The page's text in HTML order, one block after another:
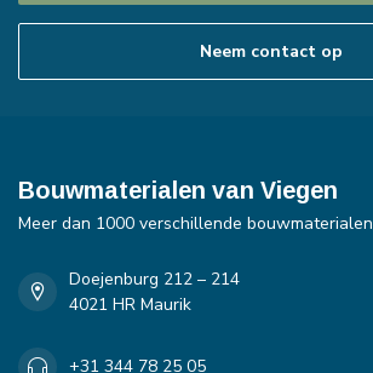
Neem contact op
Bouwmaterialen van Viegen
Meer dan 1000 verschillende bouwmaterialen
Doejenburg 212 – 214
4021 HR Maurik
+31 344 78 25 05